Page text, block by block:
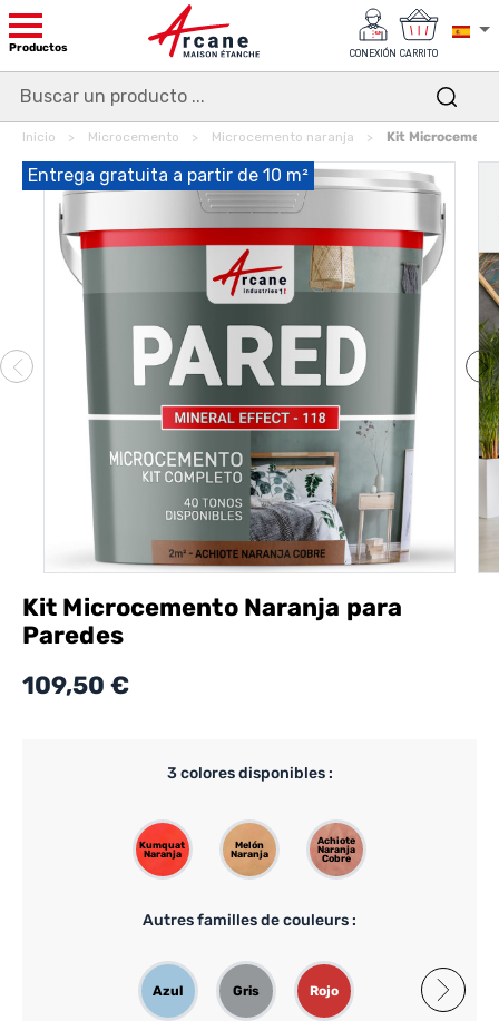
Productos CONEXIÓN CARRITO
Inicio Microcemento Microcemento naranja Kit
Entrega gratuita a partir de 10 m²
Kit Microcemento Naranja para
Paredes
109,50 €
3colores disponibles :
Kumquat
Naranja
Melón
Naranja
Achiote
Naranja
Cobre
Autres familles de couleurs :
Azul Gris Rojo Verde